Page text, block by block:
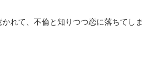
れて、不倫と知りつつ恋に落ちてしま